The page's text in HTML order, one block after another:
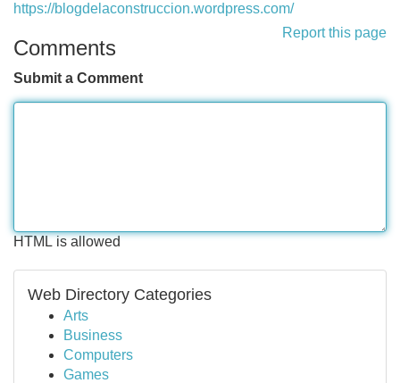
https://blogdelaconstruccion.wordpress.com/
Report this page
Comments
Submit a Comment
HTML is allowed
Web Directory Categories
Arts
Business
Computers
Games